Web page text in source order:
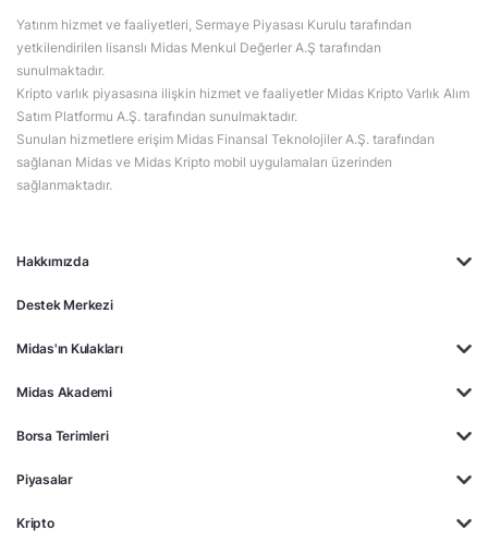
Hakkımızda
Destek Merkezi
Midas'ın Kulakları
Midas Akademi
Borsa Terimleri
Piyasalar
Kripto
Yatırım hizmet ve faaliyetleri, Sermaye Piyasası Kurulu tarafından
yetkilendirilen lisanslı Midas Menkul Değerler A.Ş tarafından
sunulmaktadır.
Kripto varlık piyasasına ilişkin hizmet ve faaliyetler Midas Kripto Varlık Alım
Satım Platformu A.Ş. tarafından sunulmaktadır.
Sunulan hizmetlere erişim Midas Finansal Teknolojiler A.Ş. tarafından
sağlanan Midas ve Midas Kripto mobil uygulamaları üzerinden
sağlanmaktadır.